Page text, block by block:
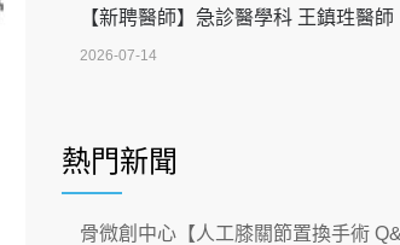
【新聘醫師】急診醫學科 王鎮珄醫師
2026-07-14
2026-07-08
沒菸酒也瀕臨洗腎？65歲男靠「這習
熱門新聞
骨微創中心【人工膝關節置換手術